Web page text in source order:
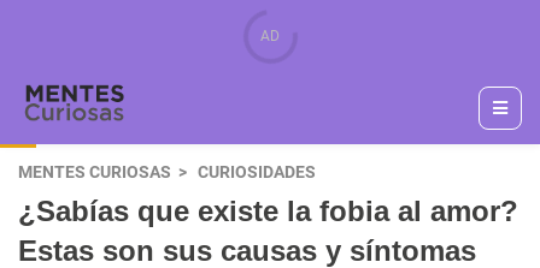
MENTES CURIOSAS CURIOSIDADES
¿Sabías que existe la fobia al amor?
Estas son sus causas y síntomas